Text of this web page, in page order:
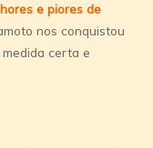
e piores de
nos conquistou
certa e